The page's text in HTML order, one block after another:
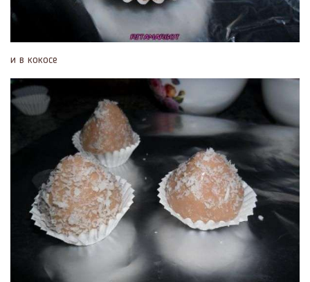
и в кокосе